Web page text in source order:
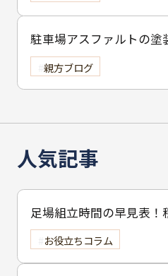
駐車場アスファルトの塗
の？
親方ブログ
人気記事
足場組立時間の早見表！
で組立時間を解説
お役立ちコラム